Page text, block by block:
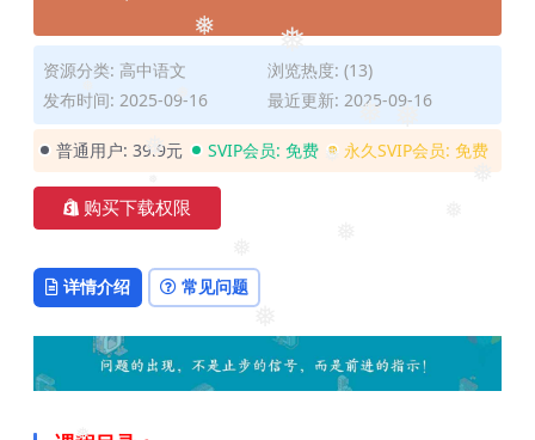
❅
❅
❅
❅
❅
❅
❅
❅
❅
❅
资源分类: 高中语文
浏览热度: (13)
发布时间: 2025-09-16
最近更新: 2025-09-16
普通用户: 39.9元 SVIP会员: 免费 永久SVIP会员: 免费
购买下载权限
详情介绍 常见问题